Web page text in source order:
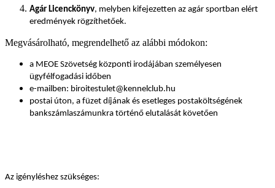
Agár Licenckönyv, melyben kifejezetten az agár sportban elért
eredmények rögzíthetőek.
Megvásárolható, megrendelhető az alábbi módokon:
a MEOE Szövetség központi irodájában személyesen
ügyfélfogadási időben
e-mailben: biroitestulet@kennelclub.hu
postai úton, a füzet díjának és esetleges postaköltségének
bankszámlaszámunkra történő elutalását követően
Az igényléshez szükséges: